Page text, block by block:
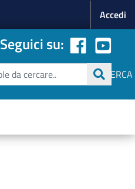
Accedi
Seguici su:
Cerca
CERCA